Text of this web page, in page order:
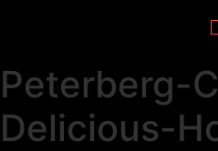
Peterberg-
Delicious-